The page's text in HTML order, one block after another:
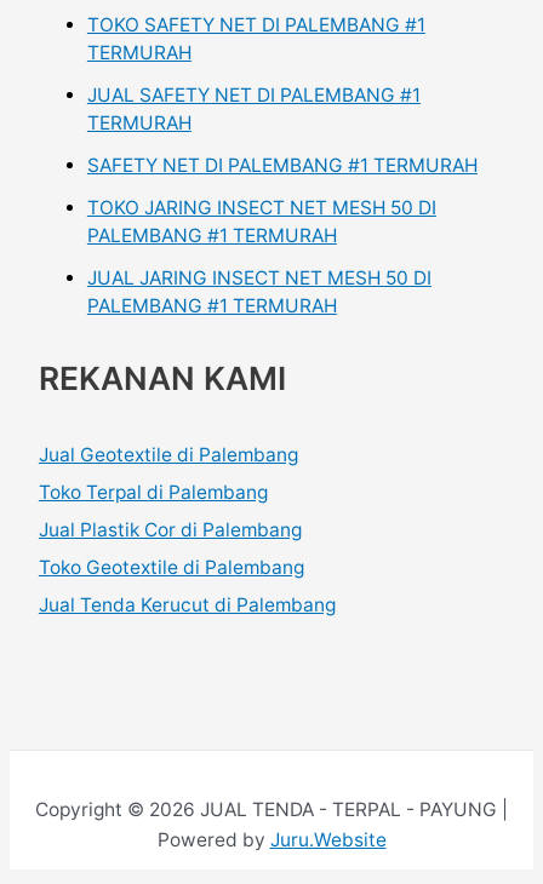
TOKO SAFETY NET DI PALEMBANG #1
TERMURAH
JUAL SAFETY NET DI PALEMBANG #1
TERMURAH
SAFETY NET DI PALEMBANG #1 TERMURAH
TOKO JARING INSECT NET MESH 50 DI
PALEMBANG #1 TERMURAH
JUAL JARING INSECT NET MESH 50 DI
PALEMBANG #1 TERMURAH
REKANAN KAMI
Jual Geotextile di Palembang
Toko Terpal di Palembang
Jual Plastik Cor di Palembang
Toko Geotextile di Palembang
Jual Tenda Kerucut di Palembang
Copyright © 2026 JUAL TENDA - TERPAL - PAYUNG |
Powered by Juru.Website